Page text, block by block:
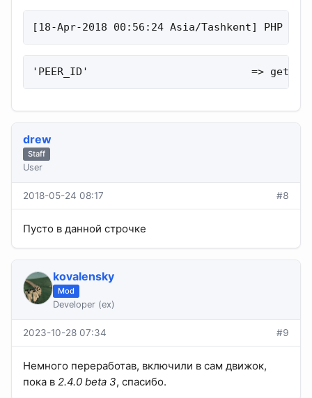
[18-Apr-2018 00:56:24 Asia/Tashkent] PHP
'PEER_ID'                          =>
drew
Staff
User
2018-05-24 08:17 #8
Пусто в данной строчке
kovalensky
Mod
Developer (ex)
2023-10-28 07:34 #9
Немного переработав, включили в сам движок,
пока в 2.4.0 beta 3, спасибо.